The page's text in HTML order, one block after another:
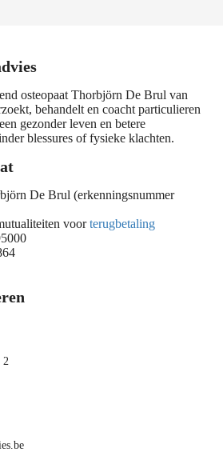
osteopaat Thorbjörn De Brul van
behandelt en coacht particulieren
gezonder leven en betere
blessures of fysieke klachten.
De Brul (erkenningsnummer
voorterugbetaling
2